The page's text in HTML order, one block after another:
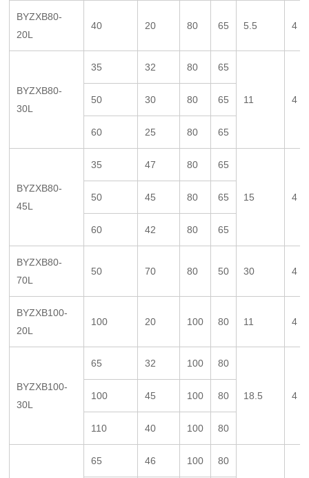
BYZXB80-
20L
40 20 80 65 5.5 4
BYZXB80-
30L
35 32 80 65
11 4
50 30 80 65
60 25 80 65
BYZXB80-
45L
35 47 80 65
15 4
50 45 80 65
60 42 80 65
BYZXB80-
70L
50 70 80 50 30 4
BYZXB100-
20L
100 20 100 80 11 4
BYZXB100-
30L
65 32 100 80
18.5 4
100 45 100 80
110 40 100 80
65 46 100 80